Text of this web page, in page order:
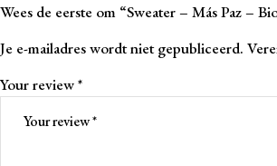
Wees de eerste om “Sweater – Más Paz –
Je e-mailadres wordt niet gepubliceerd.
Your review*